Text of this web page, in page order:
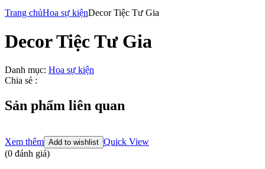
Trang chủHoa sự kiệnDecor Tiệc Tư Gia
Decor Tiệc Tư Gia
Danh mục: Hoa sự kiện
Chia sẻ :
Sản phẩm liên quan
Xem thêm Add to wishlist Quick View
(0 đánh giá)